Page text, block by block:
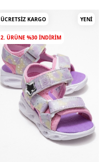
ÜCRETSIZ KARGO YENI
2. ÜRÜNE %30 INDIRIM